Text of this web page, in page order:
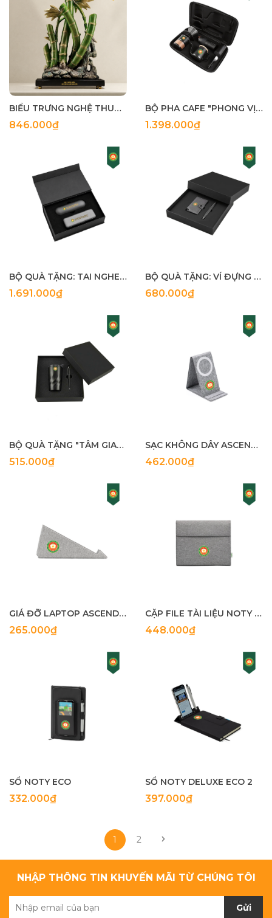
BIỂU TRƯNG NGHỆ THUẬT "TRE VIỆT NAM"
846.000₫
BỘ PHA CAFE "PHONG VỊ DI SẢN"
1.398.000₫
BỘ QUÀ TẶNG: TAI NGHE + LOA
1.691.000₫
BỘ QUÀ TẶNG: VÍ ĐỰNG THẺ + BÚT KÝ
680.000₫
BỘ QUÀ TẶNG "TÂM GIAO THÀNH TỰU"
515.000₫
SẠC KHÔNG DÂY ASCEND CHARGE ECO
462.000₫
GIÁ ĐỠ LAPTOP ASCEND ECO
265.000₫
CẶP FILE TÀI LIỆU NOTY FOLIO ECO
448.000₫
SỔ NOTY ECO
332.000₫
SỔ NOTY DELUXE ECO 2
397.000₫
1 2
NHẬP THÔNG TIN KHUYẾN MÃI TỪ CHÚNG TÔI
Gửi